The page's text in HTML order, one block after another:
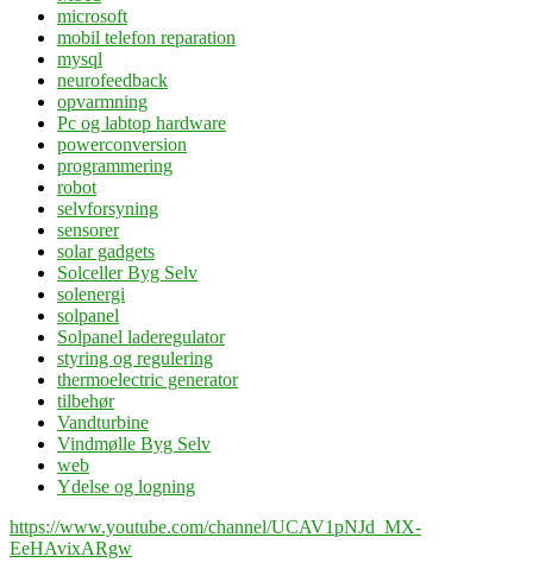
microsoft
mobil telefon reparation
mysql
neurofeedback
opvarmning
Pc og labtop hardware
powerconversion
programmering
robot
selvforsyning
sensorer
solar gadgets
Solceller Byg Selv
solenergi
solpanel
Solpanel laderegulator
styring og regulering
thermoelectric generator
tilbehør
Vandturbine
Vindmølle Byg Selv
web
Ydelse og logning
https://www.youtube.com/channel/UCAV1pNJd_MX-
EeHAvixARgw